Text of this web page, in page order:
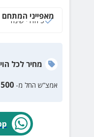
מאפייני המתחם
5 חדרי שינה
מחירלכל
אמצ”ש החל מ-